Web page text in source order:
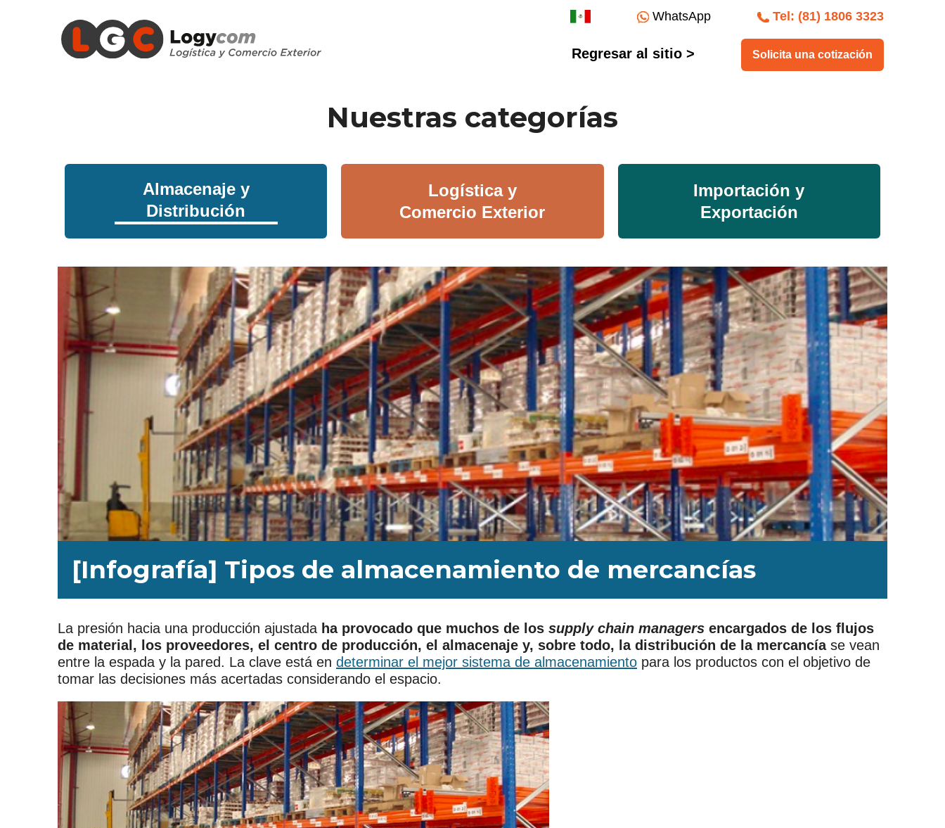
WhatsApp Tel: (81) 1806 3323
Regresar al sitio > Solicita una cotización
Nuestras categorías
Almacenaje y
Distribución
Logística y
Comercio Exterior
Importación y
Exportación
[Infografía] Tipos de almacenamiento de mercancías
La presión hacia una producción ajustada ha provocado que muchos de los supply chain managers encargados de los flujos
de material, los proveedores, el centro de producción, el almacenaje y, sobre todo, la distribución de la mercancíase vean
entre la espada y la pared. La clave está en determinar el mejor sistema de almacenamiento para los productos con el objetivo de
tomar las decisiones más acertadas considerando el espacio.